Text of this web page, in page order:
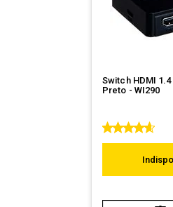
Switch HDMI
Preto - WI290